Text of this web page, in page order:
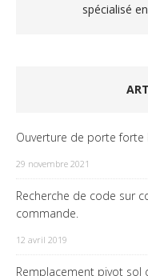
spécialisé
Ouverture de porte forte
29 novembre 2021
Recherche de code sur
commande.
12 avril 2019
Remplacement pivot sol